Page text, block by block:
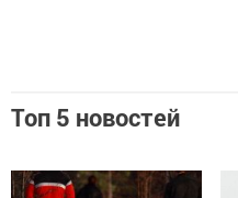
Топ 5 новостей